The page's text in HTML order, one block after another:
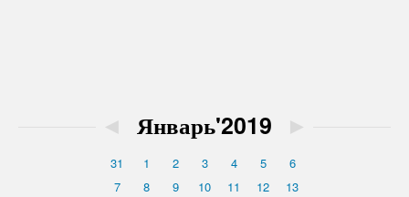
◄ Январь'2019 ►
31 1 2 3 4 5
6
7
8 9 10 11 12
13